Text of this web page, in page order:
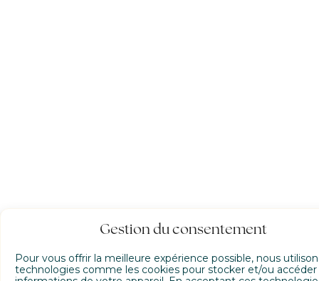
Gestion du consentement
Pour vous offrir la meilleure expérience possible, nous
technologies comme les cookies pour stocker et/ou accéder